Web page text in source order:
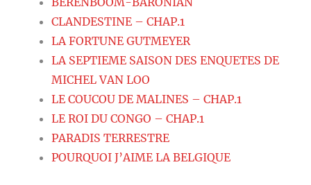
CLANDESTINE – CHAP.1
LA FORTUNE GUTMEYER
LA SEPTIEME SAISON DES ENQUETES DE
MICHEL VAN LOO
LE COUCOU DE MALINES – CHAP.1
LE ROI DU CONGO – CHAP.1
PARADIS TERRESTRE
POURQUOI J’AIME LA BELGIQUE